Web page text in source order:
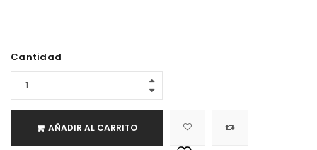
Cantidad
AÑADIR AL CARRITO